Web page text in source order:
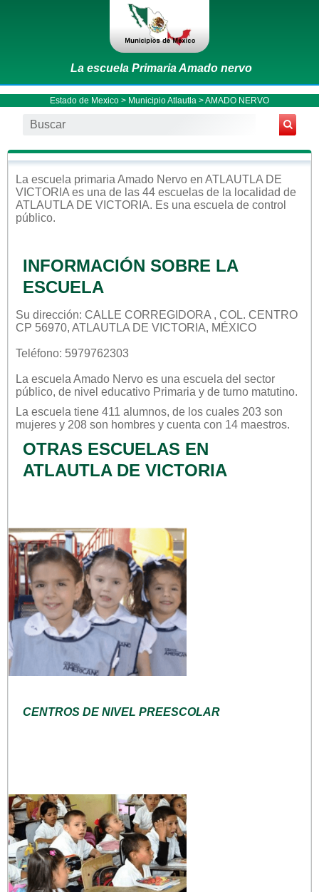
La escuela Primaria Amado nervo
Estado de Mexico > Municipio Atlautla > AMADO NERVO
La escuela primaria Amado Nervo en ATLAUTLA DE
VICTORIA es una de las 44 escuelas de la localidad de
ATLAUTLA DE VICTORIA. Es una escuela de control
público.
INFORMACIÓN SOBRE LA
ESCUELA
Su dirección: CALLE CORREGIDORA , COL. CENTRO
CP 56970, ATLAUTLA DE VICTORIA, MÉXICO
Teléfono: 5979762303
La escuela Amado Nervo es una escuela del sector
público, de nivel educativo Primaria y de turno matutino.
La escuela tiene 411 alumnos, de los cuales 203 son
mujeres y 208 son hombres y cuenta con 14 maestros.
OTRAS ESCUELAS EN
ATLAUTLA DE VICTORIA
CENTROS DE NIVEL PREESCOLAR